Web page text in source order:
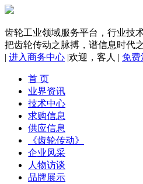
齿轮工业领域服务平台，行业技
把齿轮传动之脉搏，谱信息时代
| 进入商务中心 |欢迎， 客人 | 免费
首 页
业界资讯
技术中心
求购信息
供应信息
《齿轮传动》
企业风采
人物访谈
品牌展示